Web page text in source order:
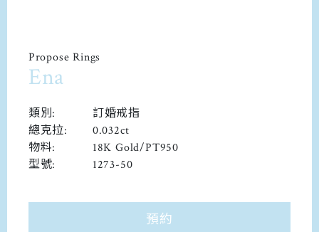
Propose Rings
Ena
類別:
訂婚戒指
總克拉:
0.032ct
物料:
18K Gold/PT950
型號:
1273-50
預約